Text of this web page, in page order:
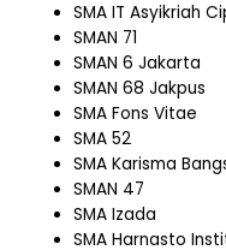
SMA IT Asyikriah
SMAN 71
SMAN 6 Jakarta
SMAN 68 Jakpus
SMA Fons Vitae
SMA 52
SMA Karisma
SMAN 47
SMA Izada
SMA Harnasto